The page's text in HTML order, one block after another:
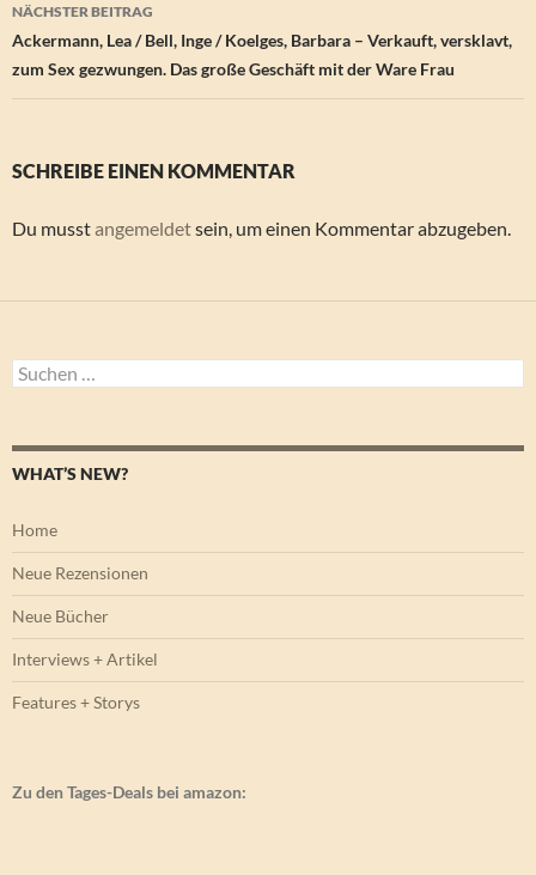
NÄCHSTER BEITRAG
Ackermann, Lea / Bell, Inge / Koelges, Barbara – Verkauft, versklavt,
zum Sex gezwungen. Das große Geschäft mit der Ware Frau
SCHREIBE EINEN KOMMENTAR
Du musstangemeldetsein, um einen Kommentar abzugeben.
Suchen
nach:
WHAT’S NEW?
Home
Neue Rezensionen
Neue Bücher
Interviews + Artikel
Features + Storys
Zu den Tages-Deals bei amazon: